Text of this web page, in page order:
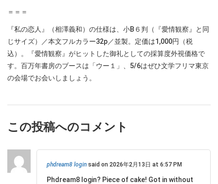
＝＝＝
『私の恋人』（相澤義和）の仕様は、小B６判（『愛情観察』と同
じサイズ）／本文フルカラー32p／並製。定価は1,000円（税
込）。『愛情観察』がヒットした御礼としての採算度外視価格で
す。百万年書房のブースは「ウー１」、5/6はぜひ文学フリマ東京
の会場でお会いしましょう。
この投稿へのコメント
phdream8 login said on 2026年2月13日 at 6:57 PM
Phdream8 login? Piece of cake! Got in without